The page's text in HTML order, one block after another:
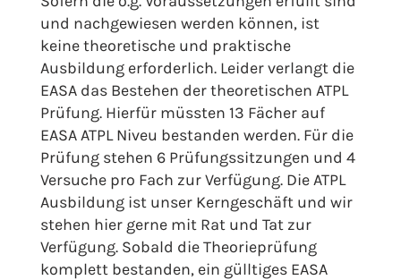
und nachgewiesen werden können, ist
keine theoretische und praktische
Ausbildung erforderlich. Leider verlangt die
EASA das Bestehen der theoretischen ATPL
Prüfung. Hierfür müssten 13 Fächer auf
EASA ATPL Niveu bestanden werden. Für die
Prüfung stehen 6 Prüfungssitzungen und 4
Versuche pro Fach zur Verfügung. Die ATPL
Ausbildung ist unser Kerngeschäft und wir
stehen hier gerne mit Rat und Tat zur
Verfügung. Sobald die Theorieprüfung
komplett bestanden, ein gülltiges EASA